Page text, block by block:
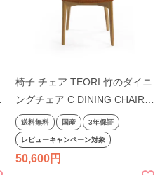
椅子 チェア TEORI 竹のダイニ
ングチェア C DINING CHAIR
シンプル 天然木 木目 木製 ナチ
ュラル テオリ 国産 日本製
送料無料 国産 3年保証
レビューキャンペーン対象
50,600